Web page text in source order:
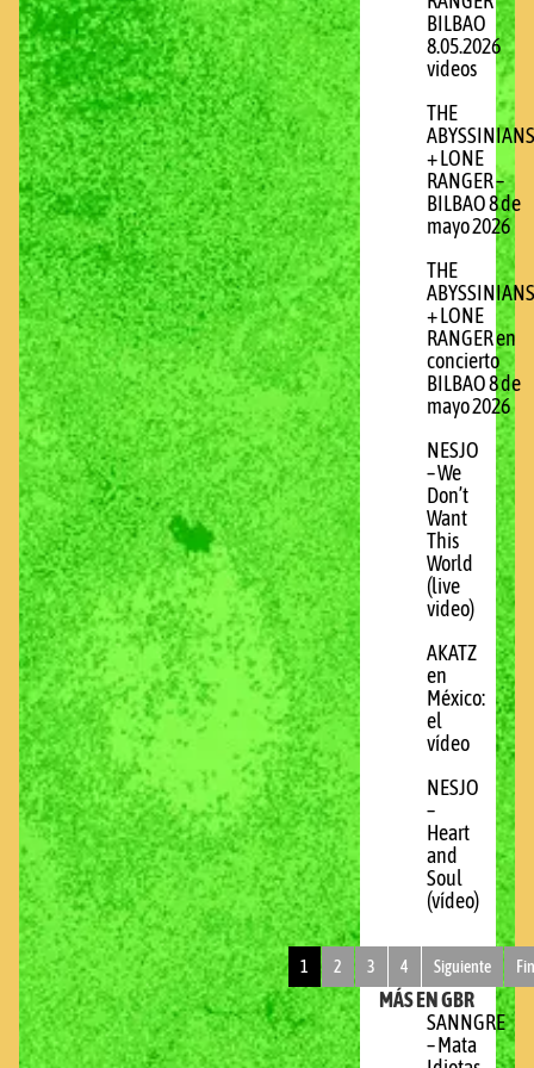
BILBAO
8.05.2026
videos
THE
ABYSSINIANS
+ LONE
RANGER –
BILBAO 8 de
mayo 2026
THE
ABYSSINIANS
+ LONE
RANGER en
concierto
BILBAO 8 de
mayo 2026
NESJO
– We
Don’t
Want
This
World
(live
video)
AKATZ
en
México:
el
vídeo
NESJO
–
Heart
and
Soul
(vídeo)
1 2 3 4 Siguiente
MÁS EN GBR
SANNGRE
– Mata